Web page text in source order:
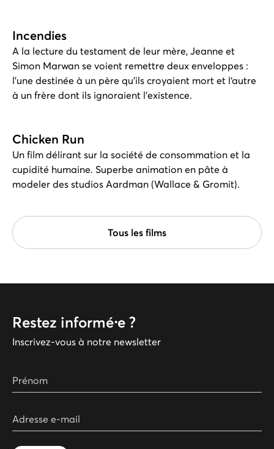
Incendies
A la lecture du testament de leur mère, Jeanne et
Simon Marwan se voient remettre deux enveloppes :
l’une destinée à un père qu’ils croyaient mort et l‘autre
à un frère dont ils ignoraient l’existence.
Chicken Run
Un film délirant sur la société de consommation et la
cupidité humaine. Superbe animation en pâte à
modeler des studios Aardman (Wallace & Gromit).
Tous les films
Restez informé⸱e ?
Inscrivez-vous à notre newsletter
Prénom
Adresse e-mail